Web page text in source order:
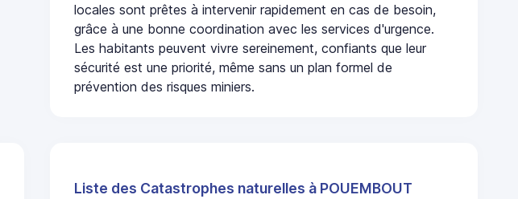
locales sont prêtes à intervenir rapidement en cas de besoin,
grâce à une bonne coordination avec les services d'urgence.
Les habitants peuvent vivre sereinement, confiants que leur
sécurité est une priorité, même sans un plan formel de
prévention des risques miniers.
Liste des Catastrophes naturelles à POUEMBOUT